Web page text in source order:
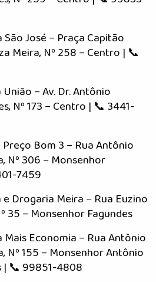
São José – Praça Capitão
Meira, Nº 258 – Centro | 📞
– Av. Dr. Antônio
Nº 173 – Centro | 📞 3441-
Bom 3 – Rua Antônio
Nº 306 – Monsenhor
7459
e Drogaria Meira – Rua Euzino
35 – Monsenhor Fagundes
Mais Economia – Rua Antônio
Nº 155 – Monsenhor Antônio
| 📞 99851-4808